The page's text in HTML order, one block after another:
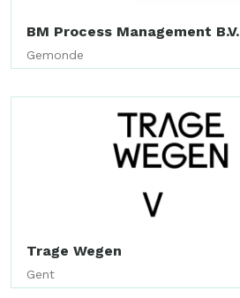
BM Process Management B.V.
Gemonde
Trage Wegen
Gent